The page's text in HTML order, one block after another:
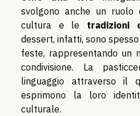
svolgono anche un
cultura e le tradizioni
dessert, infatti, sono
feste, rappresentando un
condivisione. La
linguaggio attraverso il
esprimono la loro
culturale.